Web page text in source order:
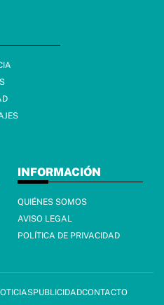
INFORMACIÓN
QUIÉNES SOMOS
AVISO LEGAL
POLÍTICA DE PRIVACIDAD
PUBLICIDADCONTACTO